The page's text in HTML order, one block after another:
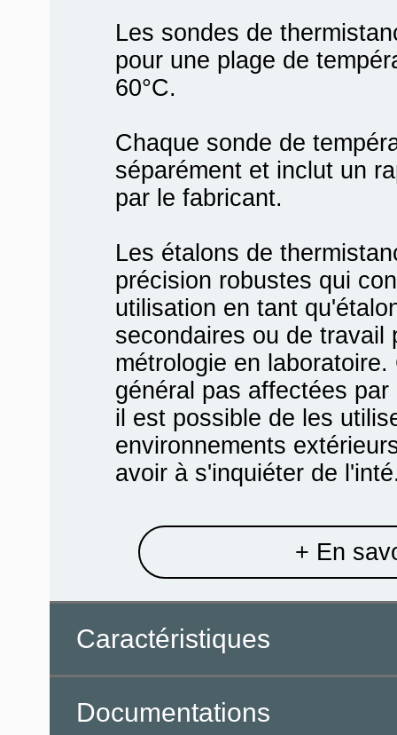
Les sondes de
pour une plage de
60°C.
Chaque sonde de
séparément et inclut un
par le fabricant.
Les étalons de
précision robustes qui
utilisation en tant
secondaires ou de travail
métrologie en
général pas affectées
il est possible de les
environnements
avoir à s'inquiéter de
+ En
Caractéristiques
Documentations